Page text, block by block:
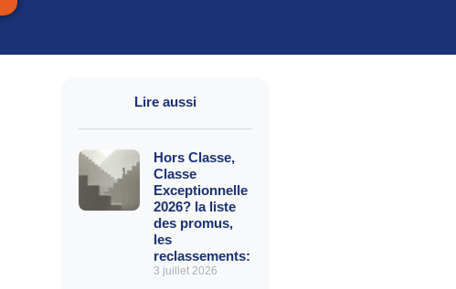
Lire aussi
Hors Classe,
Classe
Exceptionnelle
2026? la liste
des promus,
les
reclassements:
3 juillet 2026